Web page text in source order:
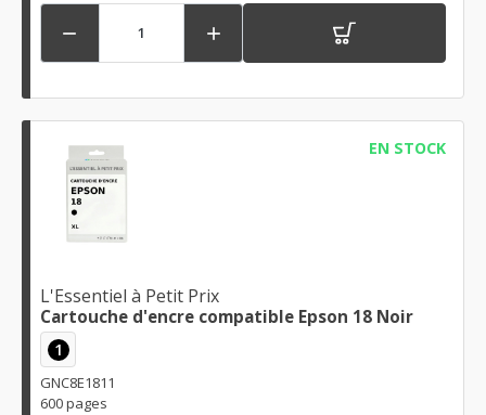
 
EN STOCK
L'Essentiel à Petit Prix
Cartouche d'encre compatible Epson 18 Noir
1
GNC8E1811
600 pages